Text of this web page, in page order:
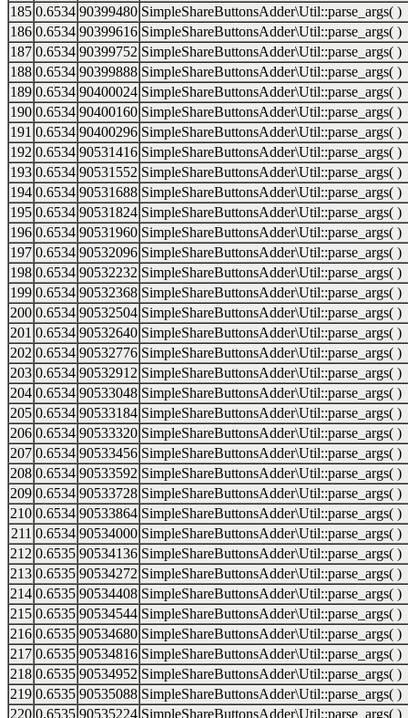
185 0.6534 90399480 SimpleShareButtonsAdder\Util::parse_args( )
186 0.6534 90399616 SimpleShareButtonsAdder\Util::parse_args( )
187 0.6534 90399752 SimpleShareButtonsAdder\Util::parse_args( )
188 0.6534 90399888 SimpleShareButtonsAdder\Util::parse_args( )
189 0.6534 90400024 SimpleShareButtonsAdder\Util::parse_args( )
190 0.6534 90400160 SimpleShareButtonsAdder\Util::parse_args( )
191 0.6534 90400296 SimpleShareButtonsAdder\Util::parse_args( )
192 0.6534 90531416 SimpleShareButtonsAdder\Util::parse_args( )
193 0.6534 90531552 SimpleShareButtonsAdder\Util::parse_args( )
194 0.6534 90531688 SimpleShareButtonsAdder\Util::parse_args( )
195 0.6534 90531824 SimpleShareButtonsAdder\Util::parse_args( )
196 0.6534 90531960 SimpleShareButtonsAdder\Util::parse_args( )
197 0.6534 90532096 SimpleShareButtonsAdder\Util::parse_args( )
198 0.6534 90532232 SimpleShareButtonsAdder\Util::parse_args( )
199 0.6534 90532368 SimpleShareButtonsAdder\Util::parse_args( )
200 0.6534 90532504 SimpleShareButtonsAdder\Util::parse_args( )
201 0.6534 90532640 SimpleShareButtonsAdder\Util::parse_args( )
202 0.6534 90532776 SimpleShareButtonsAdder\Util::parse_args( )
203 0.6534 90532912 SimpleShareButtonsAdder\Util::parse_args( )
204 0.6534 90533048 SimpleShareButtonsAdder\Util::parse_args( )
205 0.6534 90533184 SimpleShareButtonsAdder\Util::parse_args( )
206 0.6534 90533320 SimpleShareButtonsAdder\Util::parse_args( )
207 0.6534 90533456 SimpleShareButtonsAdder\Util::parse_args( )
208 0.6534 90533592 SimpleShareButtonsAdder\Util::parse_args( )
209 0.6534 90533728 SimpleShareButtonsAdder\Util::parse_args( )
210 0.6534 90533864 SimpleShareButtonsAdder\Util::parse_args( )
211 0.6534 90534000 SimpleShareButtonsAdder\Util::parse_args( )
212 0.6535 90534136 SimpleShareButtonsAdder\Util::parse_args( )
213 0.6535 90534272 SimpleShareButtonsAdder\Util::parse_args( )
214 0.6535 90534408 SimpleShareButtonsAdder\Util::parse_args( )
215 0.6535 90534544 SimpleShareButtonsAdder\Util::parse_args( )
216 0.6535 90534680 SimpleShareButtonsAdder\Util::parse_args( )
217 0.6535 90534816 SimpleShareButtonsAdder\Util::parse_args( )
218 0.6535 90534952 SimpleShareButtonsAdder\Util::parse_args( )
219 0.6535 90535088 SimpleShareButtonsAdder\Util::parse_args( )
220 0.6535 90535224 SimpleShareButtonsAdder\Util::parse_args( )